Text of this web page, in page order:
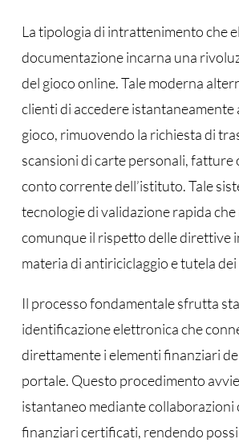
La tipologia di intrattenimento che
documentazione incarna una
del gioco online. Tale moderna
clienti di accedere istantaneamente
gioco, rimuovendo la richiesta di
scansioni di carte personali, fatture
conto corrente dell’istituto. Tale
tecnologie di validazione rapida
comunque il rispetto delle direttive
materia di antiriciclaggio e tutela
Il processo fondamentale sfrutta
identificazione elettronica che
direttamente i elementi finanziari
portale. Questo procedimento
istantaneo mediante collaborazioni
finanziari certificati, rendendo